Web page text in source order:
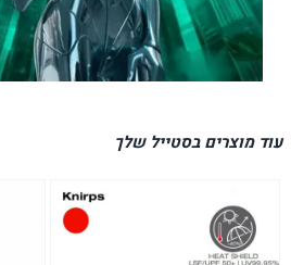
עוד מוצרים בסטייל שלך